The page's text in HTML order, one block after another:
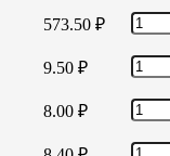
573.50 ₽
9.50 ₽
8.00 ₽